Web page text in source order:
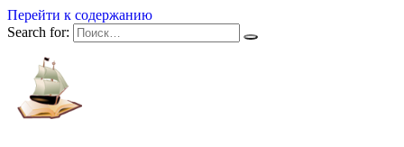
Перейти к содержанию
Search for: